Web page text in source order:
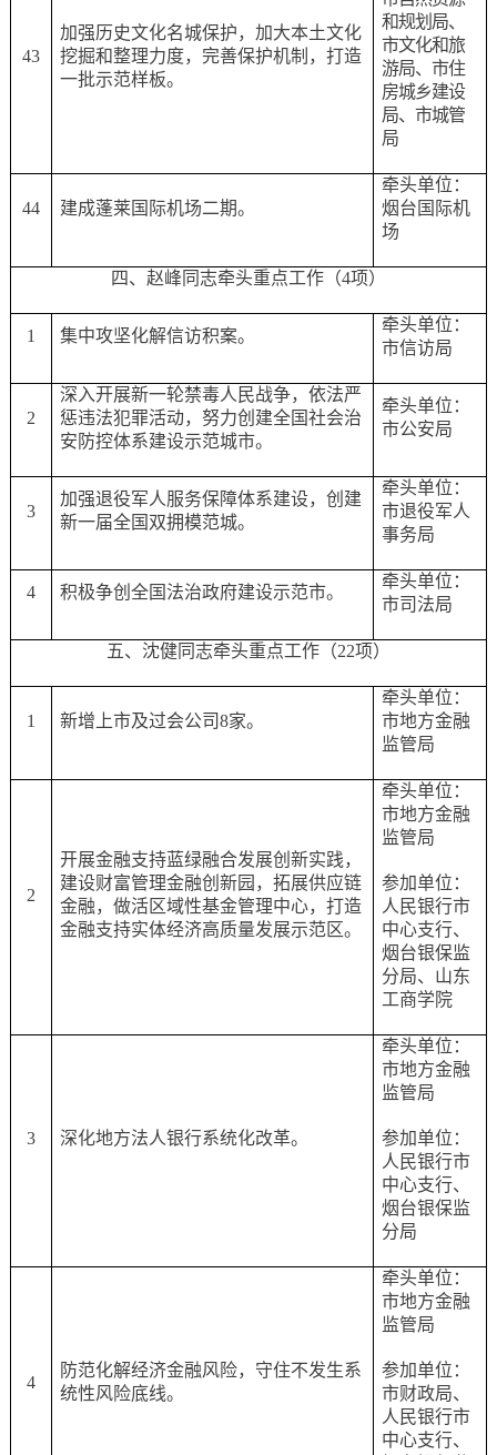
43
加强历史文化名城保护，加大本土文化
挖掘和整理力度，完善保护机制，打造
一批示范样板。
和规划局、
市文化和旅
游局、市住
房城乡建设
局、市城管
局
44 建成蓬莱国际机场二期。
牵头单位：
烟台国际机
场
四、赵峰同志牵头重点工作（4项）
1 集中攻坚化解信访积案。
牵头单位：
市信访局
2
深入开展新一轮禁毒人民战争，依法严
惩违法犯罪活动，努力创建全国社会治
安防控体系建设示范城市。
牵头单位：
市公安局
3
加强退役军人服务保障体系建设，创建
新一届全国双拥模范城。
牵头单位：
市退役军人
事务局
4 积极争创全国法治政府建设示范市。
牵头单位：
市司法局
五、沈健同志牵头重点工作（22项）
1 新增上市及过会公司8家。
牵头单位：
市地方金融
监管局
2
开展金融支持蓝绿融合发展创新实践，
建设财富管理金融创新园，拓展供应链
金融，做活区域性基金管理中心，打造
金融支持实体经济高质量发展示范区。
牵头单位：
市地方金融
监管局
参加单位：
人民银行市
中心支行、
烟台银保监
分局、山东
工商学院
3 深化地方法人银行系统化改革。
牵头单位：
市地方金融
监管局
参加单位：
人民银行市
中心支行、
烟台银保监
分局
4
防范化解经济金融风险，守住不发生系
统性风险底线。
牵头单位：
市地方金融
监管局
参加单位：
市财政局、
人民银行市
中心支行、